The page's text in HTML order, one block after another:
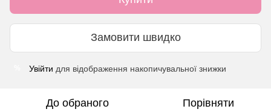
Замовити швидко
Увійти для відображення накопичувальної знижки
До обраного Порівняти